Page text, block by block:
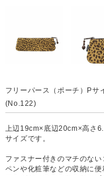
フリーパース（ポーチ）Pサ
(No.122)
上辺19cm×底辺20cm×高さ
サイズです。
ファスナー付きのマチのない
ペンや化粧筆などの収納に便